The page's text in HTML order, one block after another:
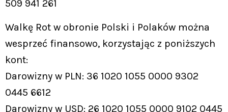
509 941 261
Walkę Rot w obronie Polski i Polaków można
wesprzeć finansowo, korzystając z poniższych
kont:
Darowizny w PLN: 36 1020 1055 0000 9302
0445 6612
Darowizny w USD: 26 1020 1055 0000 9102 0445